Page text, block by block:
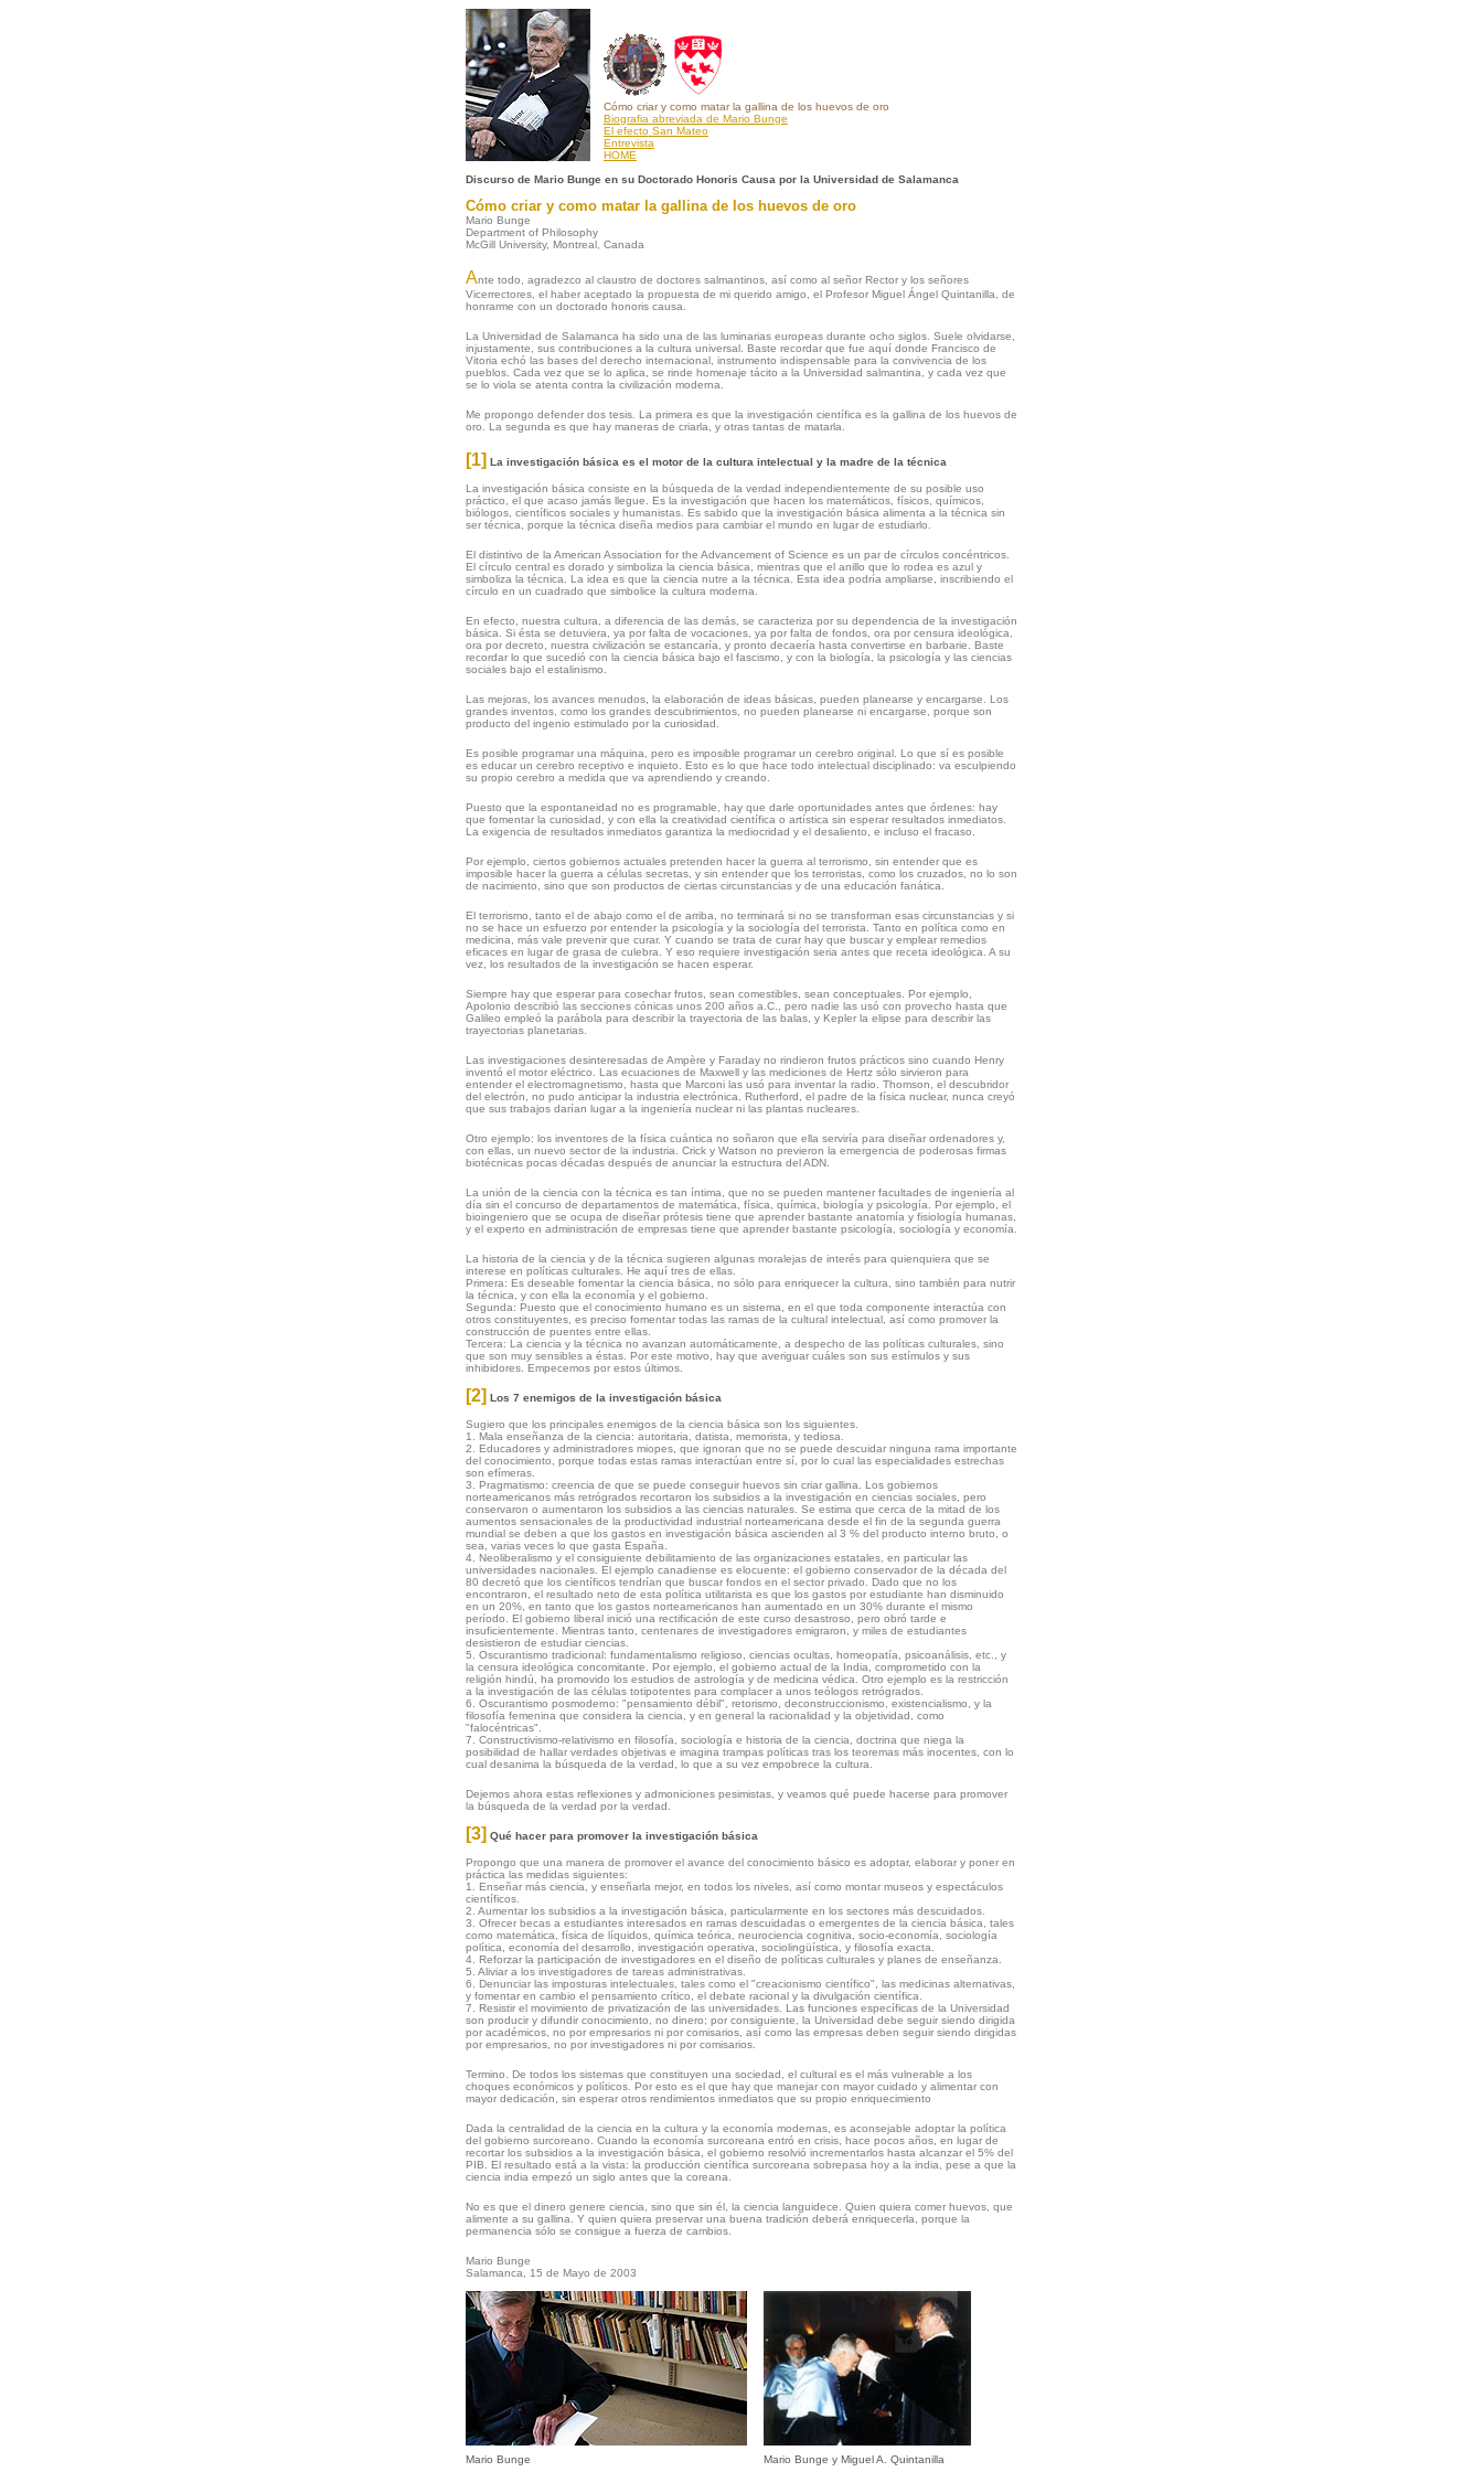
Cómo criar y como matar la gallina de los huevos de oro
Biografia abreviada de Mario Bunge
El efecto San Mateo
Entrevista
HOME
Discurso de Mario Bunge en su Doctorado Honoris Causa por la Universidad de Salamanca
Cómo criar y como matar la gallina de los huevos de oro
Mario Bunge
Department of Philosophy
McGill University, Montreal, Canada
Ante todo, agradezco al claustro de doctores salmantinos, así como al señor Rector y los señores
Vicerrectores, el haber aceptado la propuesta de mi querido amigo, el Profesor Miguel Ángel Quintanilla, de
honrarme con un doctorado honoris causa.
La Universidad de Salamanca ha sido una de las luminarias europeas durante ocho siglos. Suele olvidarse,
injustamente, sus contribuciones a la cultura universal. Baste recordar que fue aquí donde Francisco de
Vitoria echó las bases del derecho internacional, instrumento indispensable para la convivencia de los
pueblos. Cada vez que se lo aplica, se rinde homenaje tácito a la Universidad salmantina, y cada vez que
se lo viola se atenta contra la civilización moderna.
Me propongo defender dos tesis. La primera es que la investigación científica es la gallina de los huevos de
oro. La segunda es que hay maneras de criarla, y otras tantas de matarla.
[1] La investigación básica es el motor de la cultura intelectual y la madre de la técnica
La investigación básica consiste en la búsqueda de la verdad independientemente de su posible uso
práctico, el que acaso jamás llegue. Es la investigación que hacen los matemáticos, físicos, químicos,
biólogos, científicos sociales y humanistas. Es sabido que la investigación básica alimenta a la técnica sin
ser técnica, porque la técnica diseña medios para cambiar el mundo en lugar de estudiarlo.
El distintivo de la American Association for the Advancement of Science es un par de círculos concéntricos.
El círculo central es dorado y simboliza la ciencia básica, mientras que el anillo que lo rodea es azul y
simboliza la técnica. La idea es que la ciencia nutre a la técnica. Esta idea podría ampliarse, inscribiendo el
círculo en un cuadrado que simbolice la cultura moderna.
En efecto, nuestra cultura, a diferencia de las demás, se caracteriza por su dependencia de la investigación
básica. Si ésta se detuviera, ya por falta de vocaciones, ya por falta de fondos, ora por censura ideológica,
ora por decreto, nuestra civilización se estancaría, y pronto decaería hasta convertirse en barbarie. Baste
recordar lo que sucedió con la ciencia básica bajo el fascismo, y con la biología, la psicología y las ciencias
sociales bajo el estalinismo.
Las mejoras, los avances menudos, la elaboración de ideas básicas, pueden planearse y encargarse. Los
grandes inventos, como los grandes descubrimientos, no pueden planearse ni encargarse, porque son
producto del ingenio estimulado por la curiosidad.
Es posible programar una máquina, pero es imposible programar un cerebro original. Lo que sí es posible
es educar un cerebro receptivo e inquieto. Esto es lo que hace todo intelectual disciplinado: va esculpiendo
su propio cerebro a medida que va aprendiendo y creando.
Puesto que la espontaneidad no es programable, hay que darle oportunidades antes que órdenes: hay
que fomentar la curiosidad, y con ella la creatividad científica o artística sin esperar resultados inmediatos.
La exigencia de resultados inmediatos garantiza la mediocridad y el desaliento, e incluso el fracaso.
Por ejemplo, ciertos gobiernos actuales pretenden hacer la guerra al terrorismo, sin entender que es
imposible hacer la guerra a células secretas, y sin entender que los terroristas, como los cruzados, no lo son
de nacimiento, sino que son productos de ciertas circunstancias y de una educación fanática.
El terrorismo, tanto el de abajo como el de arriba, no terminará si no se transforman esas circunstancias y si
no se hace un esfuerzo por entender la psicología y la sociología del terrorista. Tanto en política como en
medicina, más vale prevenir que curar. Y cuando se trata de curar hay que buscar y emplear remedios
eficaces en lugar de grasa de culebra. Y eso requiere investigación seria antes que receta ideológica. A su
vez, los resultados de la investigación se hacen esperar.
Siempre hay que esperar para cosechar frutos, sean comestibles, sean conceptuales. Por ejemplo,
Apolonio describió las secciones cónicas unos 200 años a.C., pero nadie las usó con provecho hasta que
Galileo empleó la parábola para describir la trayectoria de las balas, y Kepler la elipse para describir las
trayectorias planetarias.
Las investigaciones desinteresadas de Ampère y Faraday no rindieron frutos prácticos sino cuando Henry
inventó el motor eléctrico. Las ecuaciones de Maxwell y las mediciones de Hertz sólo sirvieron para
entender el electromagnetismo, hasta que Marconi las usó para inventar la radio. Thomson, el descubridor
del electrón, no pudo anticipar la industria electrónica. Rutherford, el padre de la física nuclear, nunca creyó
que sus trabajos darían lugar a la ingeniería nuclear ni las plantas nucleares.
Otro ejemplo: los inventores de la física cuántica no soñaron que ella serviría para diseñar ordenadores y,
con ellas, un nuevo sector de la industria. Crick y Watson no previeron la emergencia de poderosas firmas
biotécnicas pocas décadas después de anunciar la estructura del ADN.
La unión de la ciencia con la técnica es tan íntima, que no se pueden mantener facultades de ingeniería al
día sin el concurso de departamentos de matemática, física, química, biología y psicología. Por ejemplo, el
bioingeniero que se ocupa de diseñar prótesis tiene que aprender bastante anatomía y fisiología humanas,
y el experto en administración de empresas tiene que aprender bastante psicología, sociología y economía.
La historia de la ciencia y de la técnica sugieren algunas moralejas de interés para quienquiera que se
interese en políticas culturales. He aquí tres de ellas.
Primera: Es deseable fomentar la ciencia básica, no sólo para enriquecer la cultura, sino también para nutrir
la técnica, y con ella la economía y el gobierno.
Segunda: Puesto que el conocimiento humano es un sistema, en el que toda componente interactúa con
otros constituyentes, es preciso fomentar todas las ramas de la cultural intelectual, así como promover la
construcción de puentes entre ellas.
Tercera: La ciencia y la técnica no avanzan automáticamente, a despecho de las políticas culturales, sino
que son muy sensibles a éstas. Por este motivo, hay que averiguar cuáles son sus estímulos y sus
inhibidores. Empecemos por estos últimos.
[2] Los 7 enemigos de la investigación básica
Sugiero que los principales enemigos de la ciencia básica son los siguientes.
1. Mala enseñanza de la ciencia: autoritaria, datista, memorista, y tediosa.
2. Educadores y administradores miopes, que ignoran que no se puede descuidar ninguna rama importante
del conocimiento, porque todas estas ramas interactúan entre sí, por lo cual las especialidades estrechas
son efímeras.
3. Pragmatismo: creencia de que se puede conseguir huevos sin criar gallina. Los gobiernos
norteamericanos más retrógrados recortaron los subsidios a la investigación en ciencias sociales, pero
conservaron o aumentaron los subsidios a las ciencias naturales. Se estima que cerca de la mitad de los
aumentos sensacionales de la productividad industrial norteamericana desde el fin de la segunda guerra
mundial se deben a que los gastos en investigación básica ascienden al 3 % del producto interno bruto, o
sea, varias veces lo que gasta España.
4. Neoliberalismo y el consiguiente debilitamiento de las organizaciones estatales, en particular las
universidades nacionales. El ejemplo canadiense es elocuente: el gobierno conservador de la década del
80 decretó que los científicos tendrían que buscar fondos en el sector privado. Dado que no los
encontraron, el resultado neto de esta política utilitarista es que los gastos por estudiante han disminuido
en un 20%, en tanto que los gastos norteamericanos han aumentado en un 30% durante el mismo
período. El gobierno liberal inició una rectificación de este curso desastroso, pero obró tarde e
insuficientemente. Mientras tanto, centenares de investigadores emigraron, y miles de estudiantes
desistieron de estudiar ciencias.
5. Oscurantismo tradicional: fundamentalismo religioso, ciencias ocultas, homeopatía, psicoanálisis, etc., y
la censura ideológica concomitante. Por ejemplo, el gobierno actual de la India, comprometido con la
religión hindú, ha promovido los estudios de astrología y de medicina védica. Otro ejemplo es la restricción
a la investigación de las células totipotentes para complacer a unos teólogos retrógrados.
6. Oscurantismo posmoderno: "pensamiento débil", retorismo, deconstruccionismo, existencialismo, y la
filosofía femenina que considera la ciencia, y en general la racionalidad y la objetividad, como
"falocéntricas".
7. Constructivismo-relativismo en filosofía, sociología e historia de la ciencia, doctrina que niega la
posibilidad de hallar verdades objetivas e imagina trampas políticas tras los teoremas más inocentes, con lo
cual desanima la búsqueda de la verdad, lo que a su vez empobrece la cultura.
Dejemos ahora estas reflexiones y admoniciones pesimistas, y veamos qué puede hacerse para promover
la búsqueda de la verdad por la verdad.
[3] Qué hacer para promover la investigación básica
Propongo que una manera de promover el avance del conocimiento básico es adoptar, elaborar y poner en
práctica las medidas siguientes:
1. Enseñar más ciencia, y enseñarla mejor, en todos los niveles, así como montar museos y espectáculos
científicos.
2. Aumentar los subsidios a la investigación básica, particularmente en los sectores más descuidados.
3. Ofrecer becas a estudiantes interesados en ramas descuidadas o emergentes de la ciencia básica, tales
como matemática, física de líquidos, química teórica, neurociencia cognitiva, socio-economía, sociología
política, economía del desarrollo, investigación operativa, sociolingüística, y filosofía exacta.
4. Reforzar la participación de investigadores en el diseño de políticas culturales y planes de enseñanza.
5. Aliviar a los investigadores de tareas administrativas.
6. Denunciar las imposturas intelectuales, tales como el "creacionismo científico", las medicinas alternativas,
y fomentar en cambio el pensamiento crítico, el debate racional y la divulgación científica.
7. Resistir el movimiento de privatización de las universidades. Las funciones específicas de la Universidad
son producir y difundir conocimiento, no dinero; por consiguiente, la Universidad debe seguir siendo dirigida
por académicos, no por empresarios ni por comisarios, así como las empresas deben seguir siendo dirigidas
por empresarios, no por investigadores ni por comisarios.
Termino. De todos los sistemas que constituyen una sociedad, el cultural es el más vulnerable a los
choques económicos y políticos. Por esto es el que hay que manejar con mayor cuidado y alimentar con
mayor dedicación, sin esperar otros rendimientos inmediatos que su propio enriquecimiento
Dada la centralidad de la ciencia en la cultura y la economía modernas, es aconsejable adoptar la política
del gobierno surcoreano. Cuando la economía surcoreana entró en crisis, hace pocos años, en lugar de
recortar los subsidios a la investigación básica, el gobierno resolvió incrementarlos hasta alcanzar el 5% del
PIB. El resultado está a la vista: la producción científica surcoreana sobrepasa hoy a la india, pese a que la
ciencia india empezó un siglo antes que la coreana.
No es que el dinero genere ciencia, sino que sin él, la ciencia languidece. Quien quiera comer huevos, que
alimente a su gallina. Y quien quiera preservar una buena tradición deberá enriquecerla, porque la
permanencia sólo se consigue a fuerza de cambios.
Mario Bunge
Salamanca, 15 de Mayo de 2003
Mario Bunge Mario Bunge y Miguel A. Quintanilla